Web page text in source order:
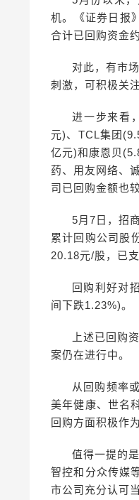
机。《证券日报
合计已回购资金
对此，有市
刺激，可积极关
进一步来看
元)、TCL集团
亿元)和康恩贝
药、用友网络、
司已回购金额也
5月7日，招
累计回购公司股
20.18元/股，已
回购利好对
间下跌1.23%)。
上述已回购
案仍在进行中。
从回购频率
美年健康、世名
回购方面积极作
值得一提的
智控和分众传媒
市公司充分认可